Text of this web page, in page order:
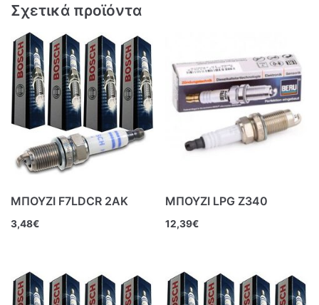
Σχετικά προϊόντα
ΜΠΟΥΖΙ F7LDCR 2ΑΚ
3,48€
ΜΠΟΥΖΙ LPG Z340
12,39€